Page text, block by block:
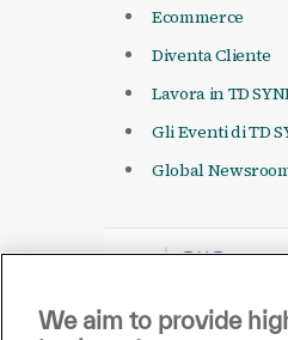
Ecommerce
Diventa Cliente
Lavora in TD
Gli Eventi di TD
Global
We aim to provide